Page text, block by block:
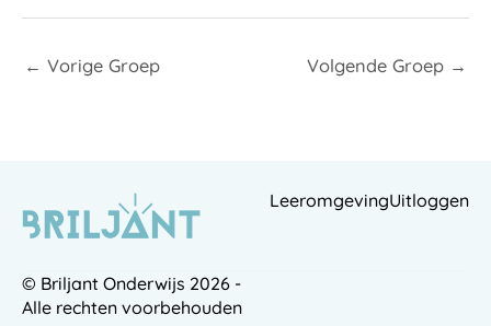
← Vorige Groep Volgende Groep →
LeeromgevingUitloggen
© Briljant Onderwijs 2026 -
Alle rechten voorbehouden